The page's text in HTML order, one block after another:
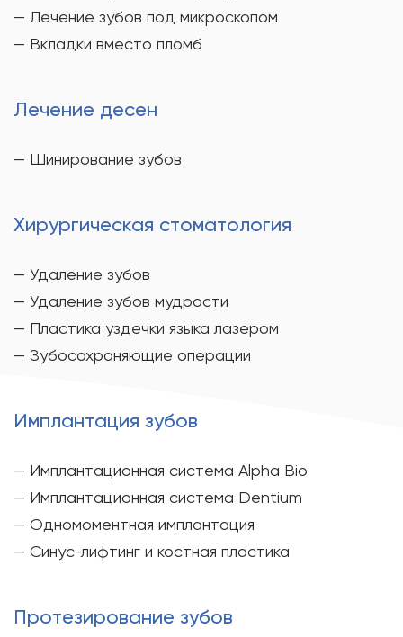
— Лечение зубов под микроскопом
— Вкладки вместо пломб
Лечение десен
— Шинирование зубов
Хирургическая стоматология
— Удаление зубов
— Удаление зубов мудрости
— Пластика уздечки языка лазером
— Зубосохраняющие операции
Имплантация зубов
— Имплантационная система Alpha Bio
— Имплантационная система Dentium
— Одномоментная имплантация
— Синус-лифтинг и костная пластика
Протезирование зубов